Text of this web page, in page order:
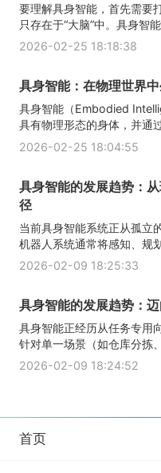
要理解具身智能，首先需要
只存在于“大脑”中。具身智
2026-02-25 18:18:38
具身智能：在物理世界
具身智能（Embodied
具有物理形态的身体，并通
2026-02-25 18:04:55
具身智能的发展趋势：
径
当前具身智能系统正从孤立
机器人系统通常将感知、规
2026-02-09 18:25:33
具身智能的发展趋势：
具身智能正经历从任务专用
针对单一场景（如仓库分拣
2026-02-09 18:24:52
首页